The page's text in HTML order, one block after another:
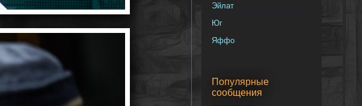
Эйлат
Юг
Яффо
Популярные
сообщения